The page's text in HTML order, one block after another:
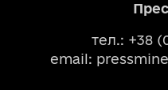
тел.: +38
email: